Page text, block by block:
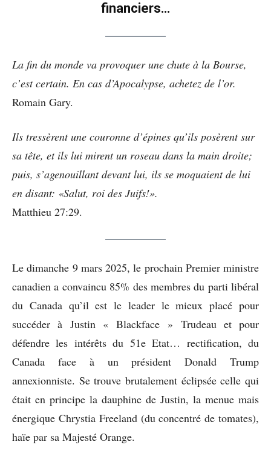
financiers…
La fin du monde va provoquer une chute à la Bourse,
c’est certain. En cas d’Apocalypse, achetez de l’or.
Romain Gary.
Ils tressèrent une couronne d’épines qu’ils posèrent sur
sa tête, et ils lui mirent un roseau dans la main droite;
puis, s’agenouillant devant lui, ils se moquaient de lui
en disant: «Salut, roi des Juifs!».
Matthieu 27:29.
Le dimanche 9 mars 2025, le prochain Premier ministre
canadien a convaincu 85% des membres du parti libéral
du Canada qu’il est le leader le mieux placé pour
succéder à Justin « Blackface » Trudeau et pour
défendre les intérêts du 51e Etat… rectification, du
Canada face à un président Donald Trump
annexionniste. Se trouve brutalement éclipsée celle qui
était en principe la dauphine de Justin, la menue mais
énergique Chrystia Freeland (du concentré de tomates),
haïe par sa Majesté Orange.